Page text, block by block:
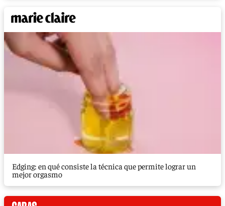
Edging: en qué consiste la técnica que permite lograr un
mejor orgasmo